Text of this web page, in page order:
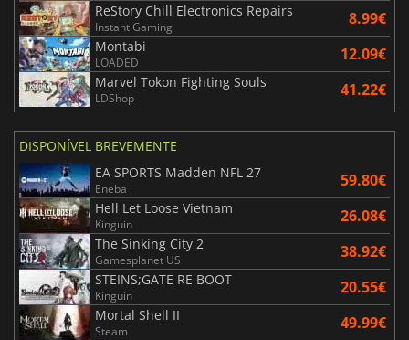
ReStory Chill Electronics Repairs
Instant Gaming 8.99€
Montabi
LOADED 12.09€
Marvel Tokon Fighting Souls
LDShop 41.22€
DISPONÍVEL BREVEMENTE
EA SPORTS Madden NFL 27
Eneba 59.80€
Hell Let Loose Vietnam
Kinguin 26.08€
The Sinking City 2
Gamesplanet US 38.92€
STEINS;GATE RE BOOT
Kinguin 20.55€
Mortal Shell II
Steam 49.99€